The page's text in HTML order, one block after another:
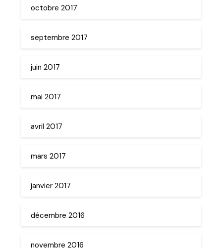
octobre 2017
septembre 2017
juin 2017
mai 2017
avril 2017
mars 2017
janvier 2017
décembre 2016
novembre 2016